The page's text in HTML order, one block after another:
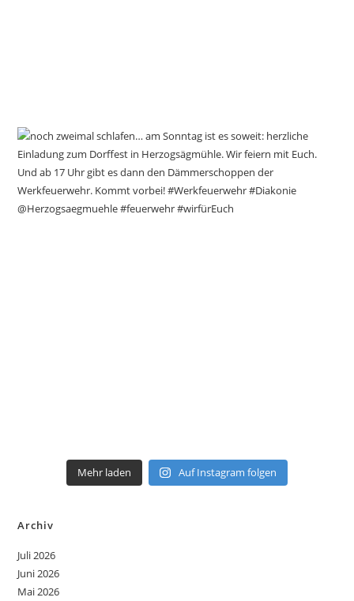
Mehr laden Auf Instagram folgen
Archiv
Juli 2026
Juni 2026
Mai 2026